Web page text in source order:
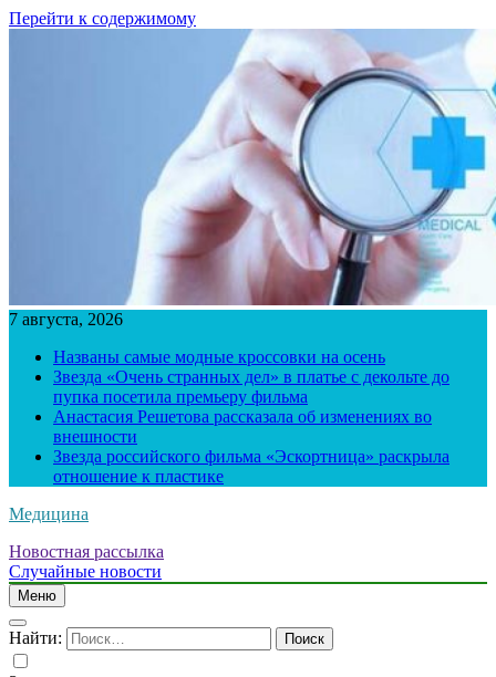
Перейти к содержимому
7 августа, 2026
Названы самые модные кроссовки на осень
Звезда «Очень странных дел» в платье с декольте до
пупка посетила премьеру фильма
Анастасия Решетова рассказала об изменениях во
внешности
Звезда российского фильма «Эскортница» раскрыла
отношение к пластике
Медицина
Новостная рассылка
Случайные новости
Меню
Найти: